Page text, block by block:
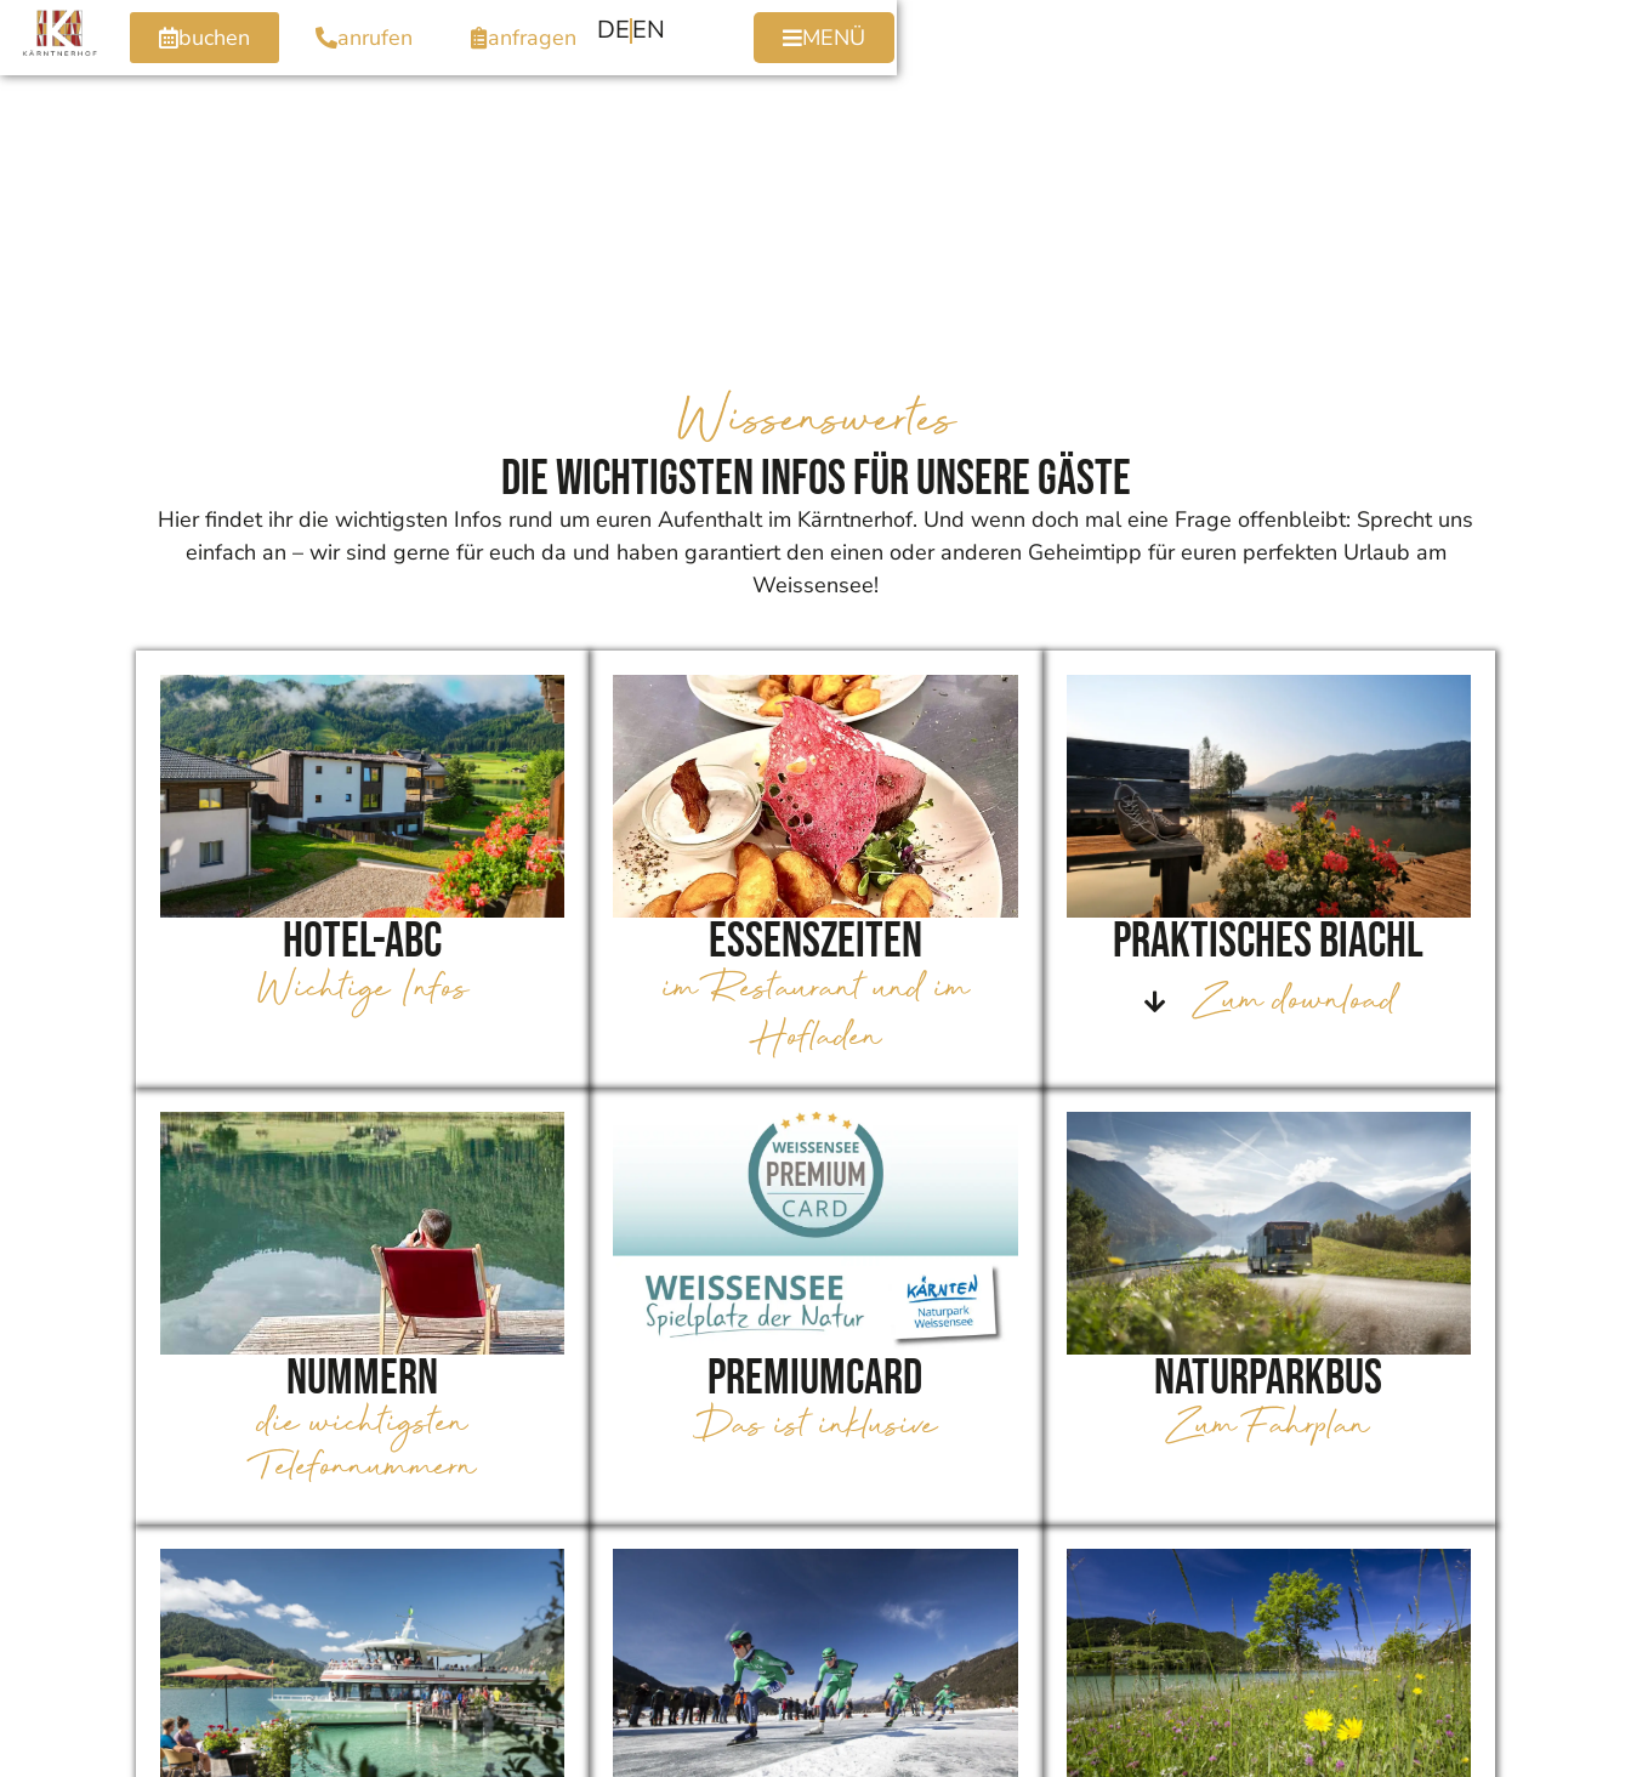
buchen anrufen anfragen DEEN MENÜ
Wissenswertes
Die wichtigsten Infos für unsere Gäste
Hier findet ihr die wichtigsten Infos rund um euren Aufenthalt im Kärntnerhof. Und wenn doch mal eine Frage offenbleibt: Sprecht uns
einfach an – wir sind gerne für euch da und haben garantiert den einen oder anderen Geheimtipp für euren perfekten Urlaub am
Weissensee!
Hotel-ABC
Wichtige Infos
Essenszeiten
im Restaurant und im
Hofladen
Praktisches Biachl
Zum download
Nummern
die wichtigsten
Telefonnummern
PremiumCard
Das ist inklusive
Naturparkbus
Zum Fahrplan